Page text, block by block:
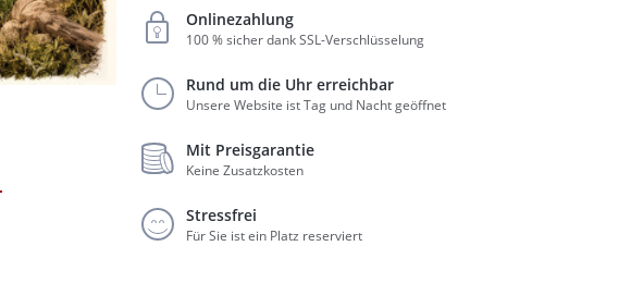
Onlinezahlung
100 % sicher dank SSL-Verschlüsselung
Rund um die Uhr erreichbar
Unsere Website ist Tag und Nacht geöffnet
Mit Preisgarantie
Keine Zusatzkosten
Stressfrei
Für Sie ist ein Platz reserviert